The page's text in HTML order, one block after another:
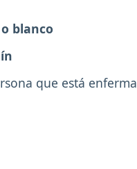
blanco
que está enferma